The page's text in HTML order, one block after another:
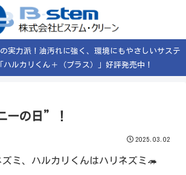
実力派！油汚れに強く、環境にもやさしいサステ
ハルカリくん＋（プラス）」好評発売中！
ーの日”！
2025.03.02
ミ、ハルカリくんはハリネズミ🦔